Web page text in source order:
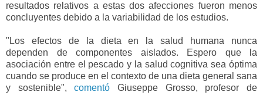
resultados relativos a estas dos afecciones fueron menos
concluyentes debido a la variabilidad de los estudios.
"Los efectos de la dieta en la salud humana nunca
dependen de componentes aislados. Espero que la
asociación entre el pescado y la salud cognitiva sea óptima
cuando se produce en el contexto de una dieta general sana
y sostenible",comentó Giuseppe Grosso, profesor de